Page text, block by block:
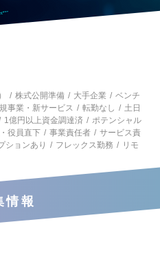
株式公開準備 大手企業
ベンチ
事業・新サービス 転勤なし
土日
1億円以上資金調達済
ポテンシャル
役員直下 事業責任者
サービス責
ションあり フレックス勤務
リモ
情報